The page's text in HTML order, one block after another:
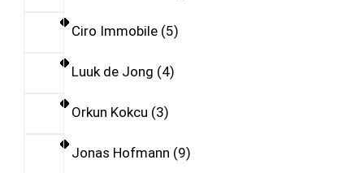
Ciro Immobile 5
Luuk de Jong 4
Orkun Kokcu 3
Jonas Hofmann 9